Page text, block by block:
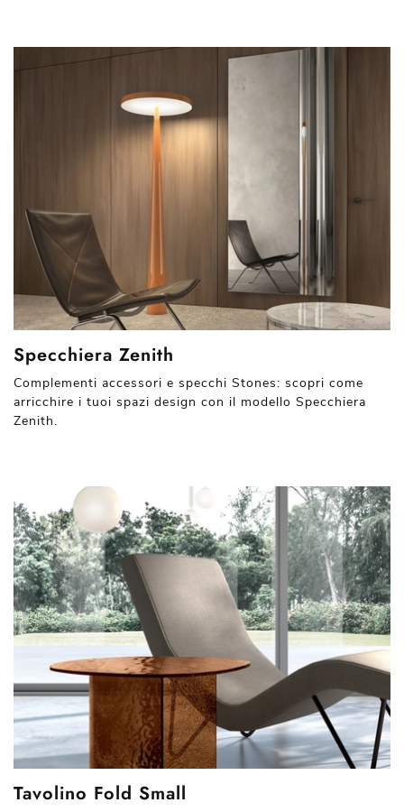
Specchiera Zenith
Complementi accessori e specchi Stones: scopri come
arricchire i tuoi spazi design con il modello Specchiera
Zenith.
Tavolino Fold Small